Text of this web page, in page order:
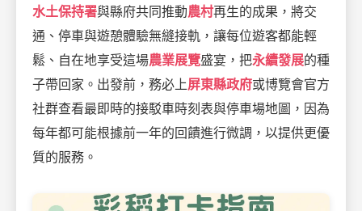
水土保持署與縣府共同推動農村再生的成果，將交
通、停車與遊憩體驗無縫接軌，讓每位遊客都能輕
鬆、自在地享受這場農業展覽盛宴，把永續發展的種
子帶回家。出發前，務必上屏東縣政府或博覽會官方
社群查看最即時的接駁車時刻表與停車場地圖，因為
每年都可能根據前一年的回饋進行微調，以提供更優
質的服務。